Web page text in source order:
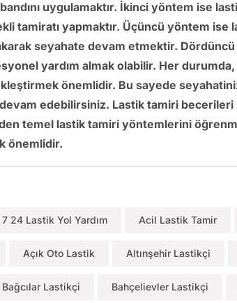
uygulamaktır. İkinci yöntem ise
tamiratı yapmaktır. Üçüncü yöntem ise
seyahate devam etmektir.
yardım almak olabilir. Her durumda,
önemlidir. Bu sayede
edebilirsiniz. Lastik tamiri
temel lastik tamiri yöntemlerini
önemlidir.
7 24 Lastik Yol Yardım Acil Lastik Tamir
Açık Oto Lastik Altınşehir Lastikçi
Bağcılar Lastikçi Bahçelievler Lastikçi